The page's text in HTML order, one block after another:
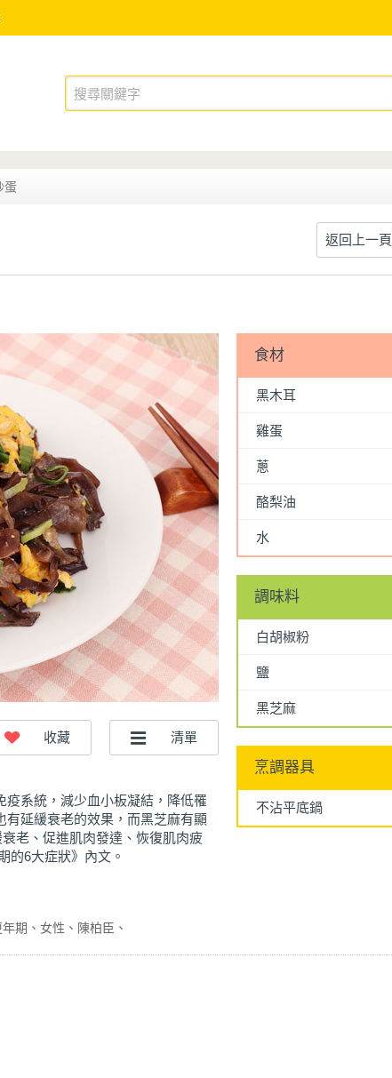
蛋
返回上一頁
系統，減少血小板凝結，降低罹
有延緩衰老的效果，而黑芝麻有顯
老、促進肌肉發達、恢復肌肉疲
的6大症狀》內文。
食材
黑木耳
雞蛋
蔥
酪梨油
水
調味料
白胡椒粉
鹽
黑芝麻
烹調器具
不沾平底鍋
年期 女性 陳柏臣